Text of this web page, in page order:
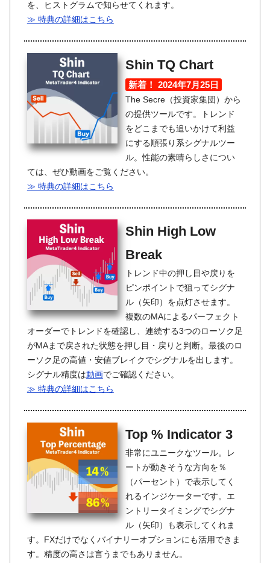
を、ヒストグラムで知らせてくれます。
≫ 特典の詳細はこちら
Shin TQ Chart
新着！ 2024年7月25日
The Secre（投資家集団）から
の提供ツールです。トレンド
をどこまでも追いかけて利益
にする順張り系シグナルツー
ル。性能の素晴らしさについ
ては、ぜひ動画をご覧ください。
≫ 特典の詳細はこちら
Shin High Low
Break
トレンド中の押し目や戻りを
ピンポイントで狙ってシグナ
ル（矢印）を点灯させます。
複数のMAによるパーフェクト
オーダーでトレンドを確認し、連続する3つのローソク足
がMAまで戻された状態を押し目・戻りと判断。最後のロ
ーソク足の高値・安値ブレイクでシグナルを出します。
シグナル精度は動画でご確認ください。
≫ 特典の詳細はこちら
Top % Indicator 3
非常にユニークなツール。レ
ートが動きそうな方向を％
（パーセント）で表示してく
れるインジケーターです。エ
ントリータイミングでシグナ
ル（矢印）も表示してくれま
す。FXだけでなくバイナリーオプションにも活用できま
す。精度の高さは言うまでもありません。